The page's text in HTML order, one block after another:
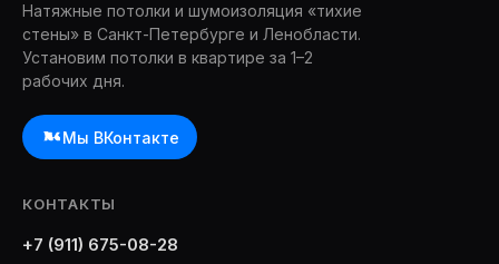
Натяжные потолки и шумоизоляция «тихие
стены» в Санкт-Петербурге и Ленобласти.
Установим потолки в квартире за 1–2
рабочих дня.
Мы ВКонтакте
КОНТАКТЫ
+7 (911) 675-08-28